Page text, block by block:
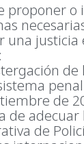
proponer
una justicia
de
de
adecuar
de